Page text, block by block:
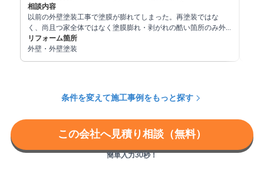
相談内容
以前の外壁塗装工事で塗膜が膨れてしまった。再塗装ではな
く、尚且つ家全体ではなく塗膜膨れ・剥がれの酷い箇所のみ外
壁カバーをしたいとの事でした。
リフォーム箇所
外壁・外壁塗装
条件を変えて施工事例をもっと探す
この会社へ見積り相談（無料）
簡単入力30秒！